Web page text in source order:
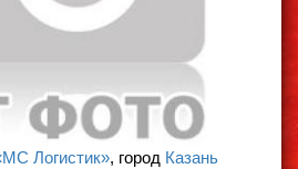
Логистик», город Казань